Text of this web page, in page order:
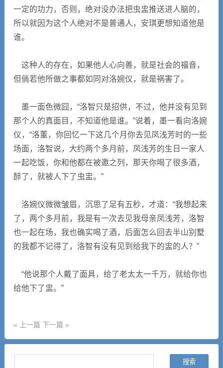
一定的功力，否则，绝对没办法把虫盅推送进人脑的，
所以就因为这个人绝对不是普通人，安琪更想知道他是
谁。
这种人的存在，如果他人心向善，就是社会的福音，
但倘若他所做之事都如同对洛婉仪，就是祸害了。
墨一面色微囧，“洛智只是招供，不过，他并没有见到
那个人的真面目，不知道他是谁。”说着，墨一看向洛婉
仪，“洛董，你回忆一下这几个月你去见凤浅芳时的一些
场面，洛智说，大约两个多月前，凤浅芳的生日一家人
一起吃饭，你和他都在被邀之列，那天你喝了很多酒，
醉了，就被人下了虫盅。”
洛婉仪微微皱眉，沉思了足有五秒，才道：“我想起来
了，两个多月前，我是有一次去见我母亲凤浅芳，洛智
也一起在场，我也确实喝了酒，后面怎么回去半山别墅
的我都不记得了，洛智有没有见到给我下的盅的人？”
“他说那个人戴了面具，给了老太太一千万，就给你也
给他下了盅。”
« 上一篇 下一篇 »